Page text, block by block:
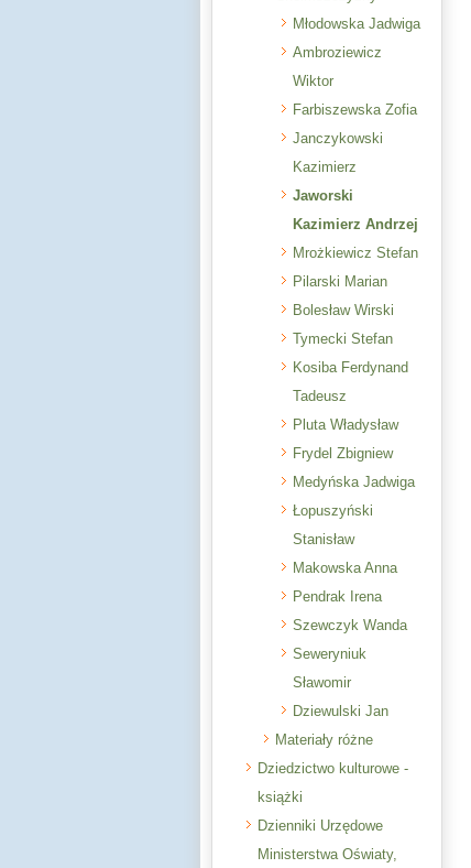
Młodowska Jadwiga
Ambroziewicz
Wiktor
Farbiszewska Zofia
Janczykowski
Kazimierz
Jaworski
Kazimierz Andrzej
Mrożkiewicz Stefan
Pilarski Marian
Bolesław Wirski
Tymecki Stefan
Kosiba Ferdynand
Tadeusz
Pluta Władysław
Frydel Zbigniew
Medyńska Jadwiga
Łopuszyński
Stanisław
Makowska Anna
Pendrak Irena
Szewczyk Wanda
Seweryniuk
Sławomir
Dziewulski Jan
Materiały różne
Dziedzictwo kulturowe -
książki
Dzienniki Urzędowe
Ministerstwa Oświaty,